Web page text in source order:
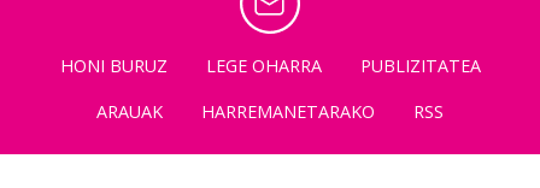
HONI BURUZ LEGE OHARRA
PUBLIZITATEA
ARAUAK
HARREMANETARAKO RSS